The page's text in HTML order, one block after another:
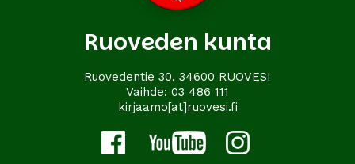
Ruoveden kunta
Ruovedentie 30, 34600 RUOVESI
Vaihde: 03 486 111
kirjaamo[at]ruovesi.fi